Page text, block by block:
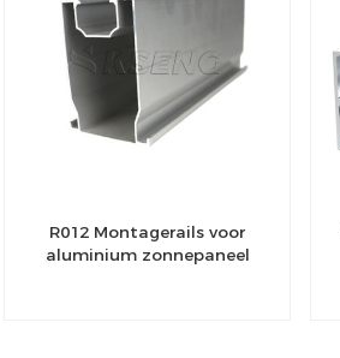
R012 Montagerails voor
aluminium zonnepaneel